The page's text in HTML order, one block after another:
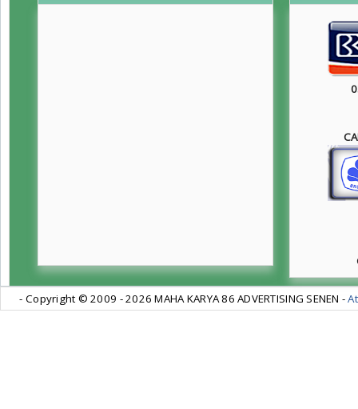
- Copyright © 2009 -2026 MAHA KARYA 86 ADVERTISING SENEN -